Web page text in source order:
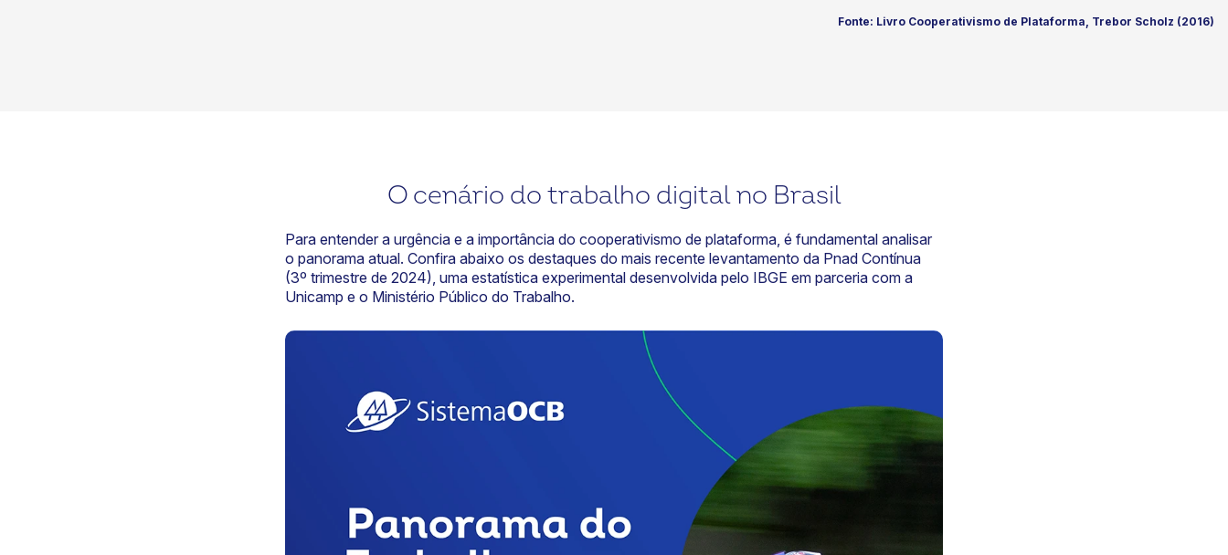
Fonte: Livro Cooperativismo de Plataforma, Trebor Scholz (2016)
O cenário do trabalho digital no Brasil
Para entender a urgência e a importância do cooperativismo de plataforma, é fundamental analisar
o panorama atual. Confira abaixo os destaques do mais recente levantamento da Pnad Contínua
(3º trimestre de 2024), uma estatística experimental desenvolvida pelo IBGE em parceria com a
Unicamp e o Ministério Público do Trabalho.